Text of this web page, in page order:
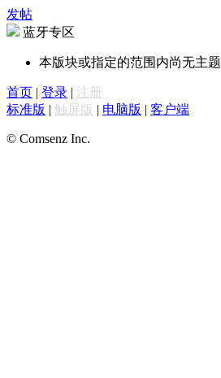
发帖
蓝牙专区
本版块或指定的范围内尚无主题
首页 | 登录 | 注册
标准版 | 触屏版 | 电脑版 | 客户端
© Comsenz Inc.